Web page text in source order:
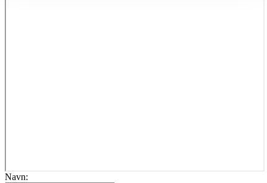
Navn: